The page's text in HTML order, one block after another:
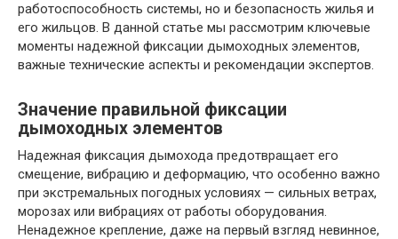
работоспособность системы, но и безопасность жилья и
его жильцов. В данной статье мы рассмотрим ключевые
моменты надежной фиксации дымоходных элементов,
важные технические аспекты и рекомендации экспертов.
Значение правильной фиксации
дымоходных элементов
Надежная фиксация дымохода предотвращает его
смещение, вибрацию и деформацию, что особенно важно
при экстремальных погодных условиях — сильных ветрах,
морозах или вибрациях от работы оборудования.
Ненадежное крепление, даже на первый взгляд невинное,